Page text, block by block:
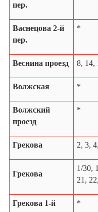
пер.
Васнецова 2-й
пер.
*
Веснина проезд 8, 14,
Волжская *
Волжский
проезд
*
Грекова 2, 3,
Грекова
1/30,
21,
Грекова 1-й
*